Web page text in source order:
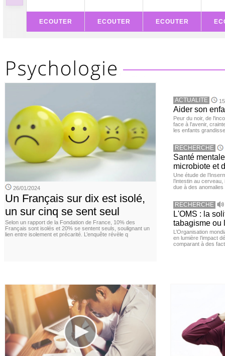
ECOUTER ECOUTER ECOUTER
26/01/2024
Un Français sur dix est isolé,
un sur cinq se sent seul
Selon un rapport de la Fondation de France, 10% des
Français sont isolés et 20% se sentent seuls, soulignant un
lien entre isolement et précarité. L’enquête révèle q
ACTUALITE
Aider son
Peur du noir, de
face à l'avenir,
les enfants
RECHERCHE
Santé
microbiote et
Une étude de
l’intestin au
due à des
RECHERCHE
L'OMS : la
tabagisme ou
L’Organisation
en lumière l’impact
comparant à des